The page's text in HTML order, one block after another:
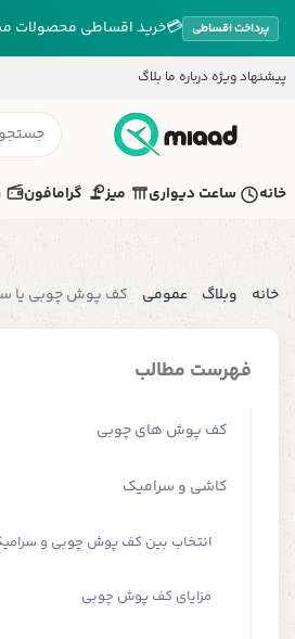
پرداخت اقساطی 💳خرید اقساطی محصولات
پیشنهاد ویژه درباره ما بلاگ
خانه
ساعت دیواری میز گرامافون
خانه وبلاگ عمومی کف پوش چوبی یا
فهرست مطالب
کف پوش های چوبی
کاشی و سرامیک
انتخاب بین کف پوش چوبی و
مزایای کف پوش چوبی